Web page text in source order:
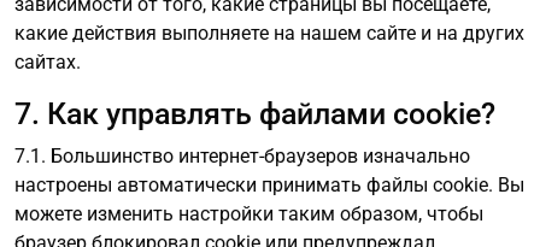
какие действия выполняете на нашем сайте и на других
сайтах.
7. Как управлять файлами cookie?
7.1. Большинство интернет-браузеров изначально
настроены автоматически принимать файлы cookie. Вы
можете изменить настройки таким образом, чтобы